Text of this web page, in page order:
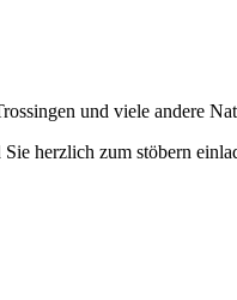
und viele andere
herzlich zum stöbern